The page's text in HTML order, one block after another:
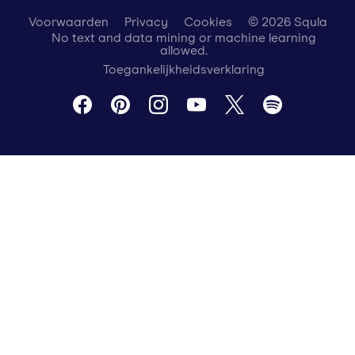
Voorwaarden Privacy Cookies
© 2026 Squla
No text and data mining or machine learning
allowed.
Toegankelijkheidsverklaring